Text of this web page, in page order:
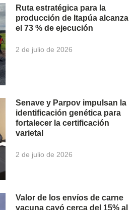
Ruta estratégica para la
producción de Itapúa alcanza
el 73 % de ejecución
2 de julio de 2026
Senave y Parpov impulsan la
identificación genética para
fortalecer la certificación
varietal
2 de julio de 2026
Valor de los envíos de carne
vacuna cayó cerca del 15% al